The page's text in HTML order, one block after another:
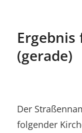
(gerade)
Der
folgender